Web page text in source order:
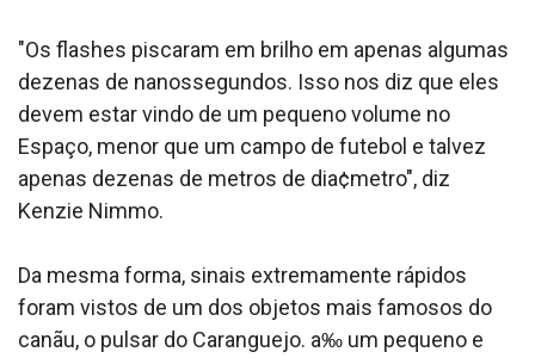
"Os flashes piscaram em brilho em apenas algumas
dezenas de nanossegundos. Isso nos diz que eles
devem estar vindo de um pequeno volume no
Espaço, menor que um campo de futebol e talvez
apenas dezenas de metros de dia¢metro", diz
Kenzie Nimmo.
Da mesma forma, sinais extremamente rápidos
foram vistos de um dos objetos mais famosos do
canãu, o pulsar do Caranguejo. a‰ um pequeno e